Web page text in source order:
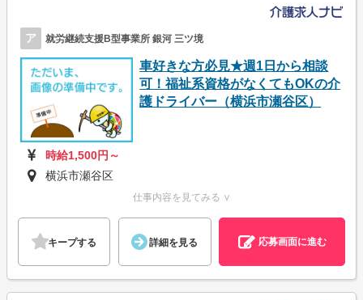
ア 就労継続支援B型事業所 銀河 三ツ境
車好きな方必見★週1日から相談
可！福祉系資格がなくてもOKの介
護ドライバー（横浜市瀬谷区）
時給1,500円～
横浜市瀬谷区
仕事内容を見てみる ∨
キープする 詳細を見る 応募画面に進む